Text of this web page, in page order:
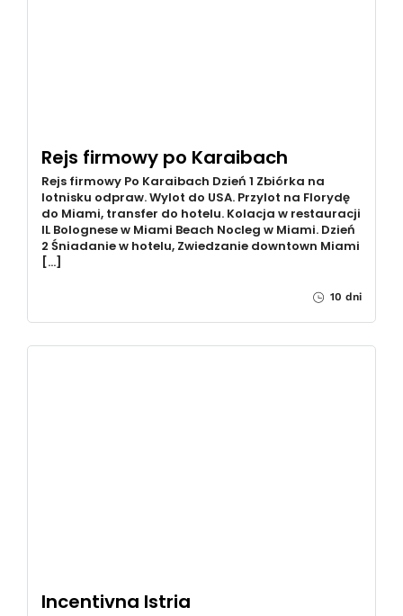
Rejs firmowy po Karaibach
Rejs firmowy Po Karaibach Dzień 1 Zbiórka na
lotnisku odpraw. Wylot do USA. Przylot na Florydę
do Miami, transfer do hotelu. Kolacja w restauracji
IL Bolognese w Miami Beach Nocleg w Miami. Dzień
2 Śniadanie w hotelu, Zwiedzanie downtown Miami
[…]
10 dni
Incentivna Istria